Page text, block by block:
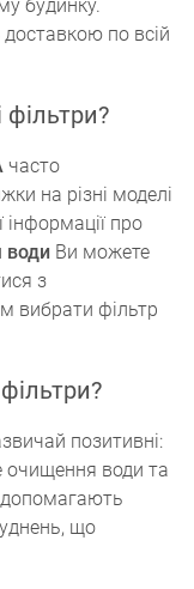
будинку.
по всій
часто
на різні моделі
про
води Ви можете
з
вибрати фільтр
позитивні:
очищення води та
допомагають
що